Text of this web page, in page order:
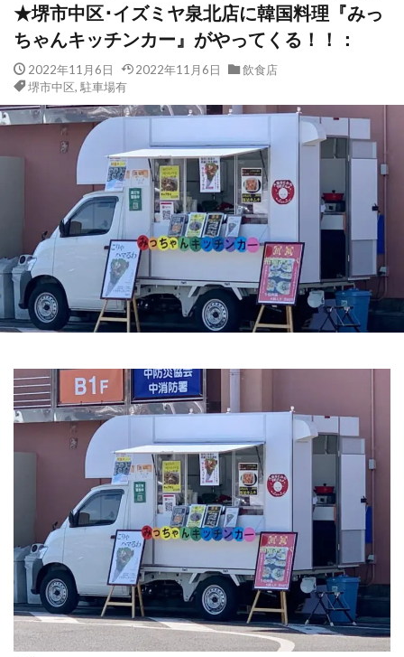
★堺市中区･イズミヤ泉北店に韓国料理『みっ
ちゃんキッチンカー』がやってくる！！：
2022年11月6日 2022年11月6日
飲食店
堺市中区, 駐車場有